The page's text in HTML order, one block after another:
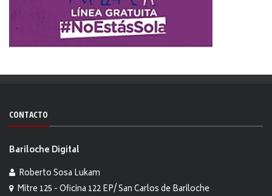
CONTACTO
Bariloche Digital
Roberto Sosa Lukam
Mitre 125 - Oficina 122 EP/ San Carlos de Bariloche